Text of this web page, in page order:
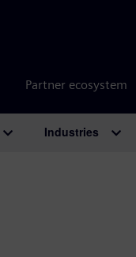
Partner ecosystem
Industries